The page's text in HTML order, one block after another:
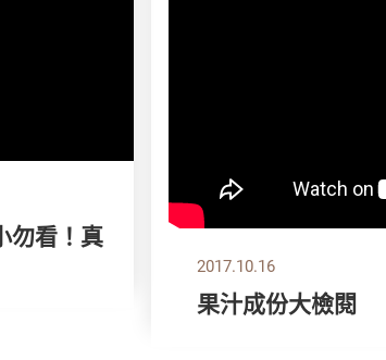
勿看！真
2017.10.16
果汁成份大檢閱